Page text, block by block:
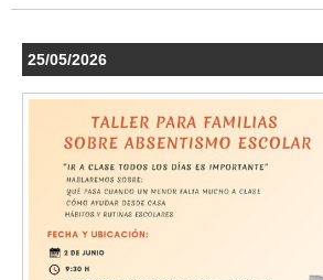
25/05/2026